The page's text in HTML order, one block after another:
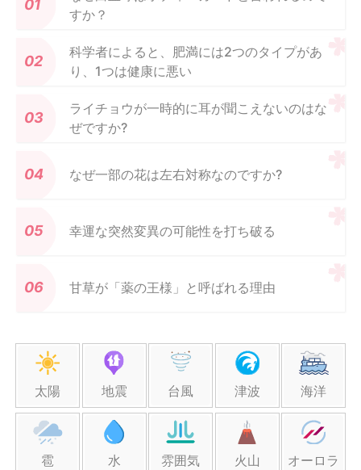
すか？
科学者によると、肥満には2つのタイプがあ
り、1つは健康に悪い
ライチョウが一時的に耳が聞こえないのはな
ぜですか?
なぜ一部の花は左右対称なのですか?
幸運な突然変異の可能性を打ち破る
甘草が「薬の王様」と呼ばれる理由
太陽 地震 台風 津波 海洋
雹 水 雰囲気 火山 オーロラ